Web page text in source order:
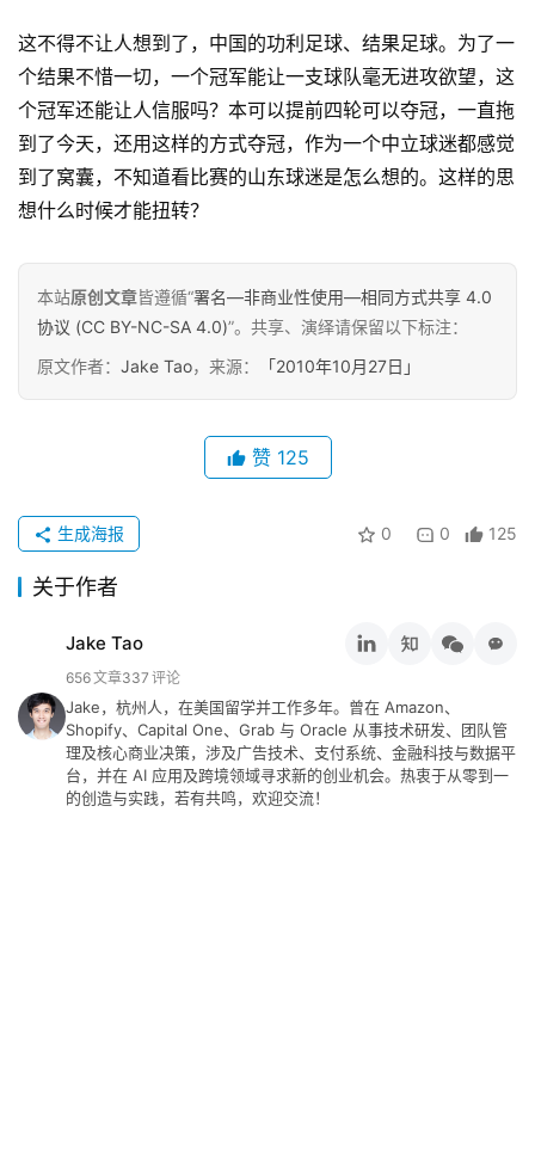
原
创
专
行
业
动
念
推
具
登录
这不得不让人想到了，中国的功利足球、结果足球。为了一
个结果不惜一切，一个冠军能让一支球队毫无进攻欲望，这
个冠军还能让人信服吗？本可以提前四轮可以夺冠，一直拖
到了今天，还用这样的方式夺冠，作为一个中立球迷都感觉
到了窝囊，不知道看比赛的山东球迷是怎么想的。这样的思
想什么时候才能扭转？
本站原创文章皆遵循“署名—非商业性使用—相同方式共享 4.0
协议 (CC BY-NC-SA 4.0)”。共享、演绎请保留以下标注：
原文作者： Jake Tao，来源： 「2010年10月27日」
赞 125
0 0 125
生成海报
关于作者
Jake Tao
656文章337 评论
Jake，杭州人，在美国留学并工作多年。曾在 Amazon、
Shopify、Capital One、Grab 与 Oracle 从事技术研发、团队管
理及核心商业决策，涉及广告技术、支付系统、金融科技与数据平
台，并在 AI 应用及跨境领域寻求新的创业机会。热衷于从零到一
的创造与实践，若有共鸣，欢迎交流！